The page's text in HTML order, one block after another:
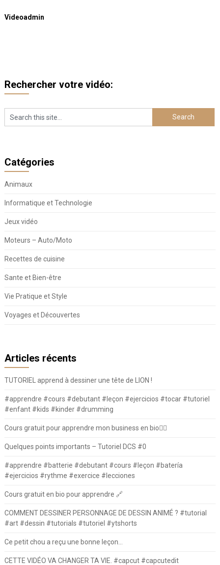
Videoadmin
Rechercher votre vidéo:
Catégories
Animaux
Informatique et Technologie
Jeux vidéo
Moteurs – Auto/Moto
Recettes de cuisine
Sante et Bien-être
Vie Pratique et Style
Voyages et Découvertes
Articles récents
TUTORIEL apprend à dessiner une tête de LION !
#apprendre #cours #debutant #leçon #ejercicios #tocar #tutoriel
#enfant #kids #kinder #drumming
Cours gratuit pour apprendre mon business en bio⛓️‍💥
Quelques points importants – Tutoriel DCS #0
#apprendre #batterie #debutant #cours #leçon #batería
#ejercicios #rythme #exercice #lecciones
Cours gratuit en bio pour apprendre 🔗
COMMENT DESSINER PERSONNAGE DE DESSIN ANIMÉ ? #tutorial
#art #dessin #tutorials #tutoriel #ytshorts
Ce petit chou a reçu une bonne leçon…
CETTE VIDÉO VA CHANGER TA VIE. #capcut #capcutedit